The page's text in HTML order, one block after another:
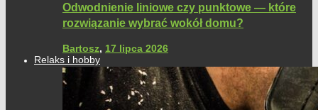
Odwodnienie liniowe czy punktowe — które
rozwiązanie wybrać wokół domu?
Bartosz, 17 lipca 2026
Relaks i hobby